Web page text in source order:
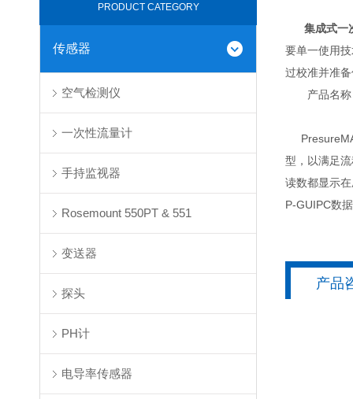
PRODUCT CATEGORY
传感器
空气检测仪
一次性流量计
手持监视器
Rosemount 550PT & 551
变送器
探头
PH计
电导率传感器
集成式一
要单一使用
过校准并准
产品名称
型，以满足
读数都显示
P-GUIPC数
产品